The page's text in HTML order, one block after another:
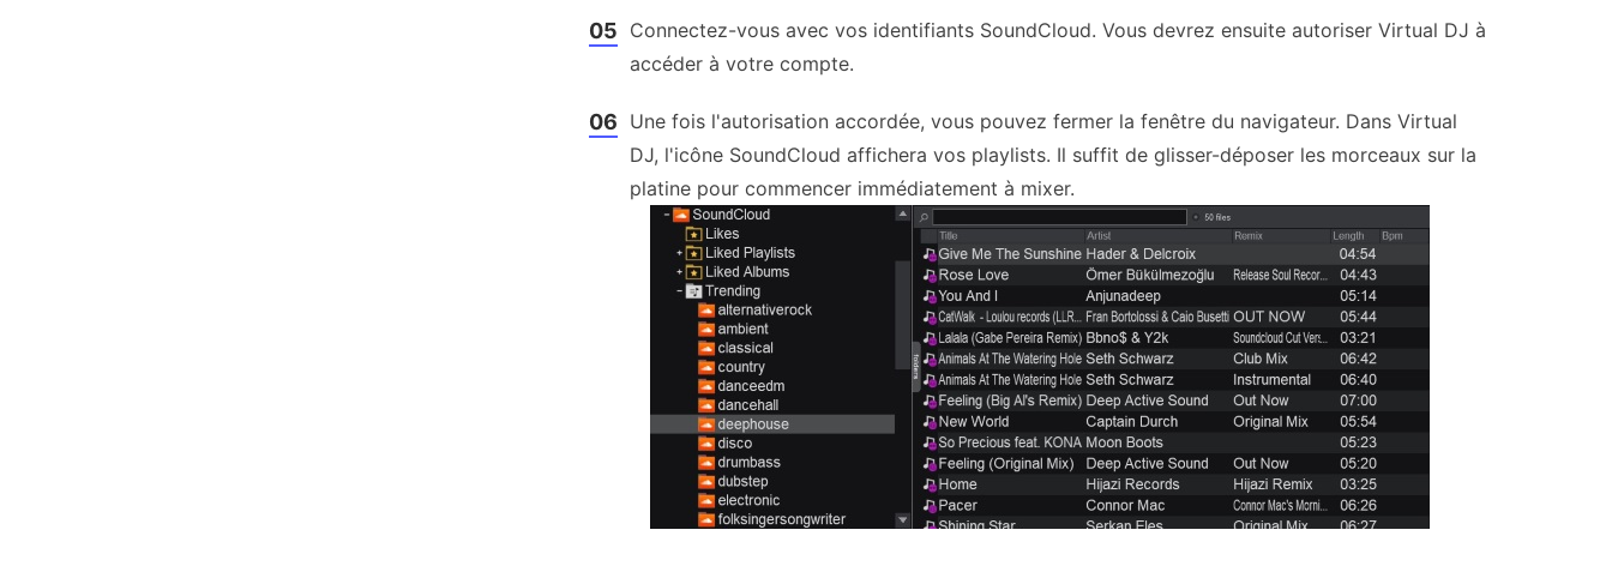
05 Connectez-vous avec vos identifiants SoundCloud. Vous devrez ensuite autoriser Virtual DJ à
accéder à votre compte.
06 Une fois l'autorisation accordée, vous pouvez fermer la fenêtre du navigateur. Dans Virtual
DJ, l'icône SoundCloud affichera vos playlists. Il suffit de glisser-déposer les morceaux sur la
platine pour commencer immédiatement à mixer.